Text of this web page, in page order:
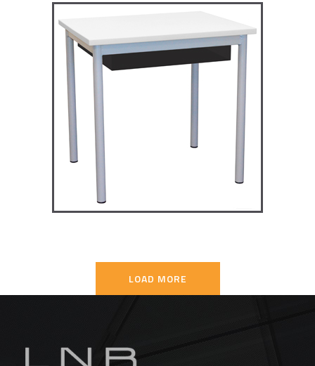
TD4P75 – Dale table 4 pieds
70×50
TABLES SECONDAIRE
LOAD MORE